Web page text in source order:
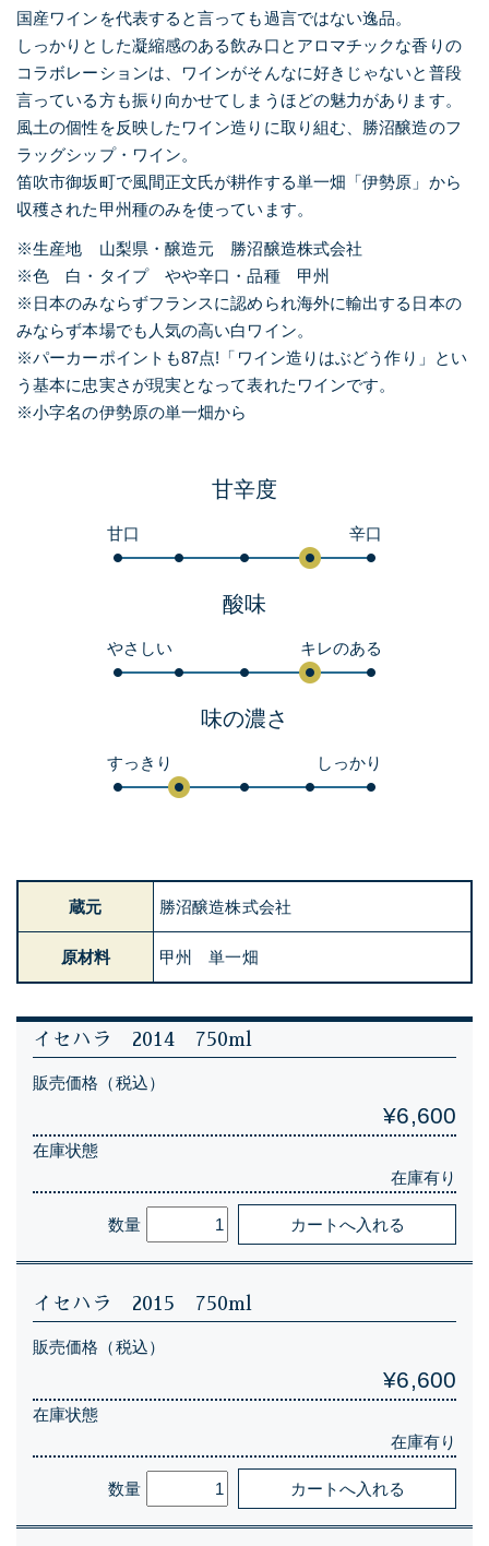
国産ワインを代表すると言っても過言ではない逸品。
しっかりとした凝縮感のある飲み口とアロマチックな香りの
コラボレーションは、ワインがそんなに好きじゃないと普段
言っている方も振り向かせてしまうほどの魅力があります。
風土の個性を反映したワイン造りに取り組む、勝沼醸造のフ
ラッグシップ・ワイン。
笛吹市御坂町で風間正文氏が耕作する単一畑「伊勢原」から
収穫された甲州種のみを使っています。
※生産地 山梨県・醸造元 勝沼醸造株式会社
※色 白・タイプ やや辛口・品種 甲州
※日本のみならずフランスに認められ海外に輸出する日本の
みならず本場でも人気の高い白ワイン。
※パーカーポイントも87点!「ワイン造りはぶどう作り」とい
う基本に忠実さが現実となって表れたワインです。
※小字名の伊勢原の単一畑から
甘辛度
甘口 辛口
酸味
やさしい キレのある
味の濃さ
すっきり しっかり
蔵元 勝沼醸造株式会社
原材料 甲州 単一畑
イセハラ 2014 750ml
販売価格（税込）
¥6,600
在庫状態
在庫有り
数量
イセハラ 2015 750ml
販売価格（税込）
¥6,600
在庫状態
在庫有り
数量